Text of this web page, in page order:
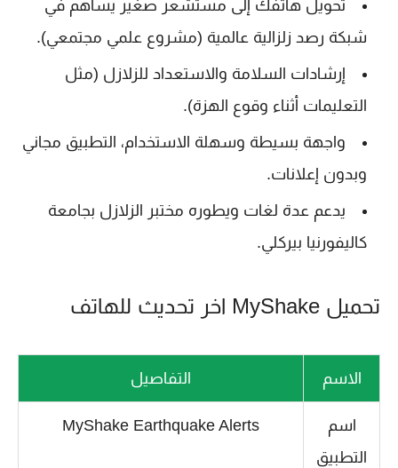
تحويل هاتفك إلى مستشعر صغير يساهم في
شبكة رصد زلزالية عالمية (مشروع علمي مجتمعي).
إرشادات السلامة والاستعداد للزلازل (مثل
التعليمات أثناء وقوع الهزة).
واجهة بسيطة وسهلة الاستخدام، التطبيق مجاني
وبدون إعلانات.
يدعم عدة لغات ويطوره مختبر الزلازل بجامعة
كاليفورنيا بيركلي.
تحميل MyShake اخر تحديث للهاتف
الاسم التفاصيل
اسم
التطبيق
MyShake Earthquake Alerts